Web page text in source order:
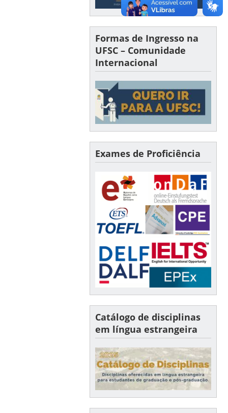
Formas de Ingresso na
UFSC – Comunidade
Internacional
Exames de Proficiência
Catálogo de disciplinas
em língua estrangeira